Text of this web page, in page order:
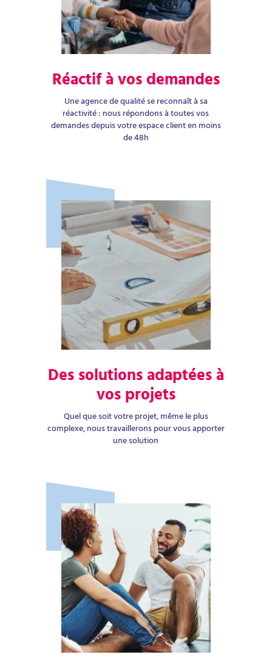
Réactif à vos demandes
Une agence de qualité se reconnaît à sa
réactivité : nous répondons à toutes vos
demandes depuis votre espace client en moins
de 48h
Des solutions adaptées à
vos projets
Quel que soit votre projet, même le plus
complexe, nous travaillerons pour vous apporter
une solution